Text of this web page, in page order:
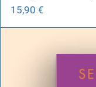
15,90 €